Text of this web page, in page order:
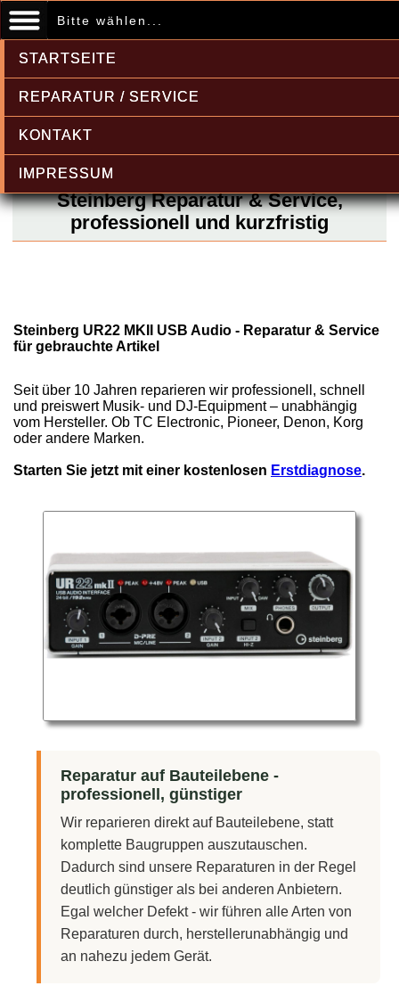
Bitte wählen...
STARTSEITE
REPARATUR / SERVICE
KONTAKT
IMPRESSUM
Steinberg Reparatur & Service,
professionell und kurzfristig
Steinberg UR22 MKII USB Audio - Reparatur & Service
für gebrauchte Artikel
Seit über 10 Jahren reparieren wir professionell, schnell
und preiswert Musik- und DJ-Equipment – unabhängig
vom Hersteller. Ob TC Electronic, Pioneer, Denon, Korg
oder andere Marken.
Starten Sie jetzt mit einer kostenlosen Erstdiagnose.
Reparatur auf Bauteilebene -
professionell, günstiger
Wir reparieren direkt auf Bauteilebene, statt
komplette Baugruppen auszutauschen.
Dadurch sind unsere Reparaturen in der Regel
deutlich günstiger als bei anderen Anbietern.
Egal welcher Defekt - wir führen alle Arten von
Reparaturen durch, herstellerunabhängig und
an nahezu jedem Gerät.